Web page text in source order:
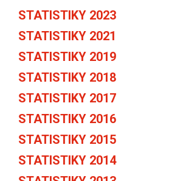
STATISTIKY 2023
STATISTIKY 2021
STATISTIKY 2019
STATISTIKY 2018
STATISTIKY 2017
STATISTIKY 2016
STATISTIKY 2015
STATISTIKY 2014